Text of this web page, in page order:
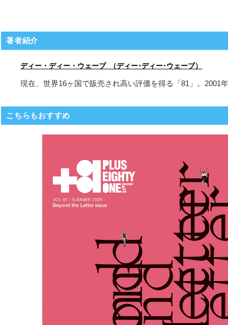
著者紹介
ディー・ディー・ウェーブ （ディー･ディー･ウェーブ）
現在、世界16ヶ国で販売され高い評価を得る「81」。2001
こちらもおすすめ